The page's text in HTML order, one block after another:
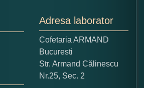
din imagine:
Adresa laborator
Cofetaria ARMAND
Bucuresti
Str. Armand Călinescu
Nr.25, Sec. 2